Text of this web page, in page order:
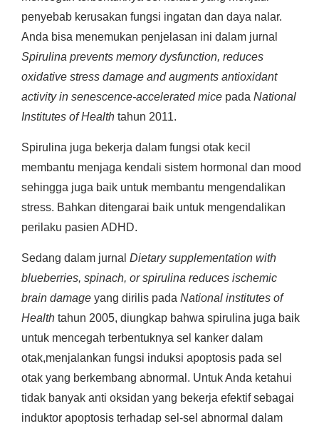
penyebab kerusakan fungsi ingatan dan daya nalar.
Anda bisa menemukan penjelasan ini dalam jurnal
Spirulina prevents memory dysfunction, reduces
oxidative stress damage and augments antioxidant
activity in senescence-accelerated mice pada National
Institutes of Health tahun 2011.
Spirulina juga bekerja dalam fungsi otak kecil
membantu menjaga kendali sistem hormonal dan mood
sehingga juga baik untuk membantu mengendalikan
stress. Bahkan ditengarai baik untuk mengendalikan
perilaku pasien ADHD.
Sedang dalam jurnal Dietary supplementation with
blueberries, spinach, or spirulina reduces ischemic
brain damage yang dirilis pada National institutes of
Health tahun 2005, diungkap bahwa spirulina juga baik
untuk mencegah terbentuknya sel kanker dalam
otak,menjalankan fungsi induksi apoptosis pada sel
otak yang berkembang abnormal. Untuk Anda ketahui
tidak banyak anti oksidan yang bekerja efektif sebagai
induktor apoptosis terhadap sel-sel abnormal dalam